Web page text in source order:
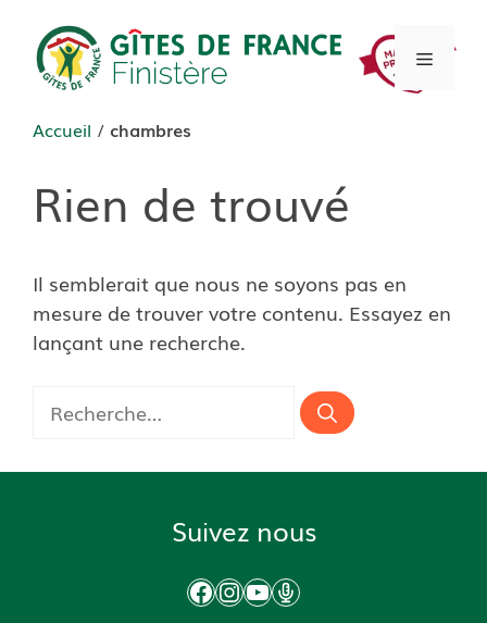
contenu
Menu
Accueil / chambres
Rien de trouvé
Il semblerait que nous ne soyons pas en
mesure de trouver votre contenu. Essayez en
lançant une recherche.
Suivez nous
Facebook
Instagram
YouTube
Podcast